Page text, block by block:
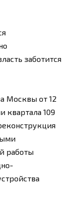
заботится
Москвы от 12
квартала 109
работы